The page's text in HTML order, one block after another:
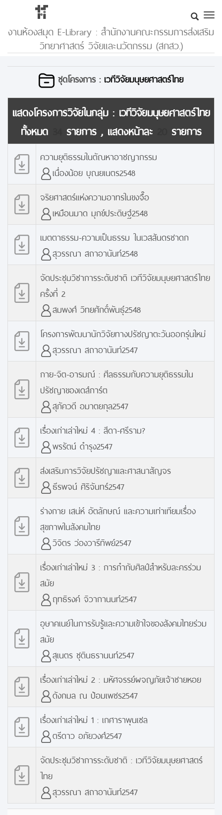
งานห้องสมุด E-Library : สำนักงานคณะกรรมการส่งเสริม
วิทยาศาสตร์ วิจัยและนวัตกรรม (สกสว.)
ชุดโครงการ :เวทีวิจัยมนุษยศาสตร์ไทย
แสดงโครงการวิจัยในกลุ่ม : เวทีวิจัยมนุษยศาสตร์ไทย
ทั้งหมด
รายการ , แสดงหน้าละ รายการ
ความยุติธรรมในตัณหาอาชญากรรม
เนื่องน้อย บุณยเนตร2548
จริยศาสตร์แห่งความอาทรในขงจื๊อ
เหมือนมาด มุกข์ประดิษฐ์2548
เมตตาธรรม-ความเป็นธรรม ในเวสสันดรชาดก
สุวรรณา สถาอานันท์2548
จัดประชุมวิชาการระดับชาติ เวทีวิจัยมนุษยศาสตร์ไทย
ครั้งที่ 2
สมพงศ์ วิทยศักดิ์พันธุ์2548
โครงการพัฒนานักวิจัยทางปรัชญาตะวันออกรุ่นใหม่
สุวรรณา สถาอานันท์2547
กาย-จิต-อารมณ์ : ศีลธรรมกับความยุติธรรมใน
ปรัชญาของเดส์การ์ต
สุภัควดี อมาตยกุล2547
เรื่องเก่าเล่าใหม่ 4 : สีดา-ศรีราม?
พรรัตน์ ดำรุง2547
ส่งเสริมการวิจัยปรัชญาและศาสนาสัญจร
ธีรพจน์ ศิริจันทร์2547
ร่างกาย เสน่ห์ อัตลักษณ์ และความเท่าเทียมเรื่อง
สุขภาพในสังคมไทย
วิจิตร ว่องวารีทิพย์2547
เรื่องเก่าเล่าใหม่ 3 : การกำกับศิลป์สำหรับละครร่วม
สมัย
ฤทธิรงค์ จิวากานนท์2547
อุษาคเนย์ในการรับรู้และความเข้าใจของสังคมไทยร่วม
สมัย
สุเนตร ชุตินธรานนท์2547
เรื่องเก่าเล่าใหม่ 2 : มหัศจรรย์ผจญภัยเจ้าชายหอย
ดังกมล ณ ป้อมเพชร2547
เรื่องเก่าเล่าใหม่ 1 : เกศาราพุนเซล
ตรีดาว อภัยวงศ์2547
จัดประชุมวิชาการระดับชาติ : เวทีวิจัยมนุษยศาสตร์
ไทย
สุวรรณา สถาอานันท์2547